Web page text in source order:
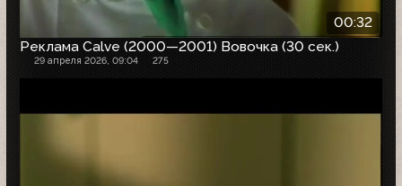
00:32
Реклама Calve (2000—2001) Вовочка (30 сек.)
29 апреля 2026, 09:04 275